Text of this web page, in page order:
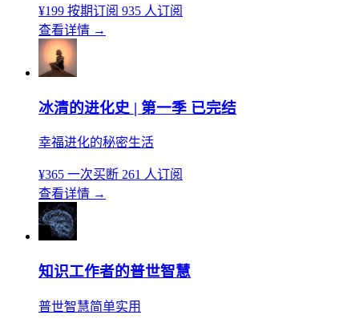
¥199 按期订阅 935 人订阅
查看详情 →
冰清的进化史 | 第一季 已完结
幸福进化的秘密生活
¥365 一次买断 261 人订阅
查看详情 →
知识工作者的普世智慧
普世智慧简单实用